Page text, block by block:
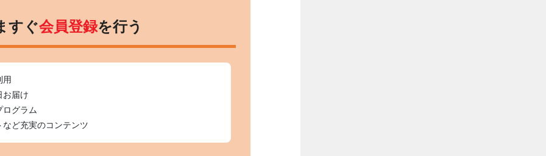
すぐ会員登録を行う
用
お届け
ログラム
ど充実のコンテンツ